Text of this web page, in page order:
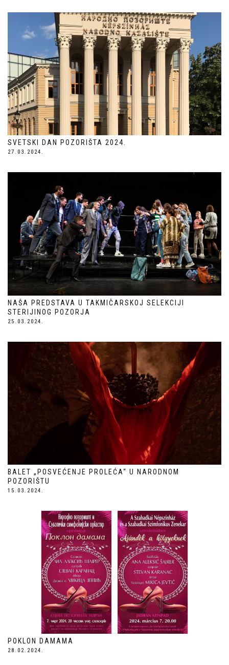
SVETSKI DAN POZORIŠTA 2024.
27.03.2024.
NAŠA PREDSTAVA U TAKMIČARSKOJ SELEKCIJI
STERIJINOG POZORJA
25.03.2024.
BALET „POSVEĆENJE PROLEĆA“ U NARODNOM
POZORIŠTU
15.03.2024.
POKLON DAMAMA
28.02.2024.